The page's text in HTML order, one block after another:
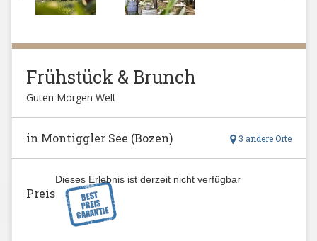
Frühstück & Brunch
Guten Morgen Welt
3 andere Orte
in Montiggler See (Bozen)
Dieses Erlebnis ist derzeit nicht verfügbar
Preis